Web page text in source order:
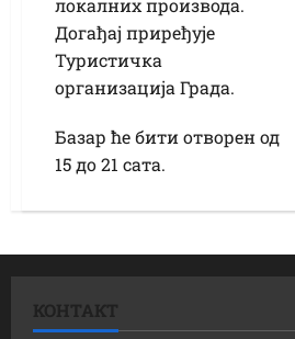
локалних производа.
Догађај приређује
Туристичка
организација Града.
Базар ће бити отворен од
15 до 21 сата.
КОНТАКТ